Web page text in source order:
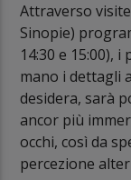
Attraverso
Sinopie)
14:30 e 15:00),
mano i dettagli
desidera, sarà
ancor più
occhi, così da
percezione